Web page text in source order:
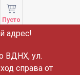
адрес!
ВДНХ, ул.
справа от
Пусто